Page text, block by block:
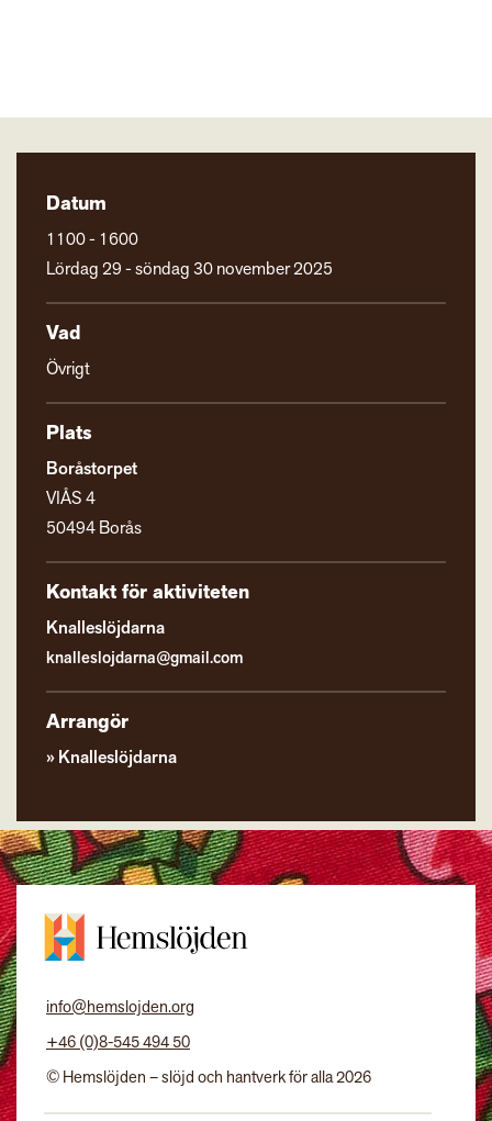
Datum
1100 - 1600
Lördag 29 - söndag 30 november 2025
Vad
Övrigt
Plats
Boråstorpet
VIÅS 4
50494 Borås
Kontakt för aktiviteten
Knalleslöjdarna
knalleslojdarna@gmail.com
Arrangör
Knalleslöjdarna
info@hemslojden.org
+46 (0)8-545 494 50
© Hemslöjden – slöjd och hantverk för alla 2026